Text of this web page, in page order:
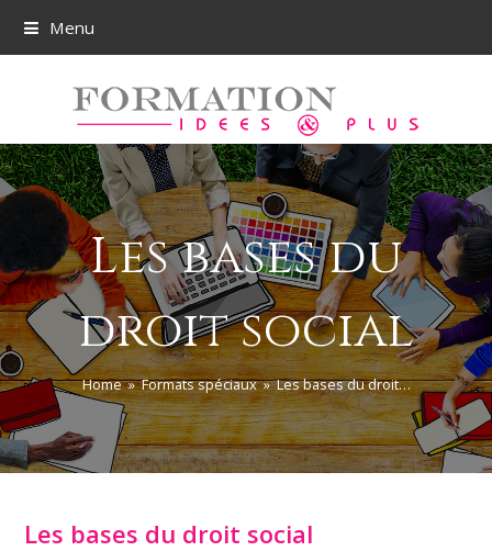
Menu
Les bases du
droit social
Home»Formats spéciaux»Les bases du droit…
Les bases du droit social